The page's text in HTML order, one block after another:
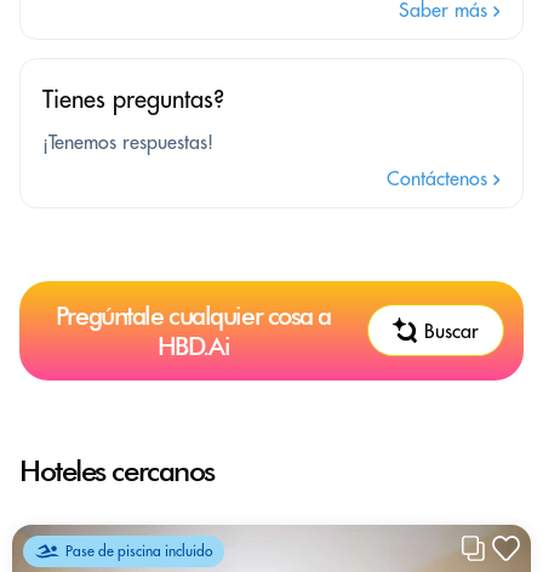
Saber más
Tienes preguntas?
¡Tenemos respuestas!
Contáctenos
Pregúntale cualquier cosa a
HBD.Ai
Buscar
Hoteles cercanos
Pase de piscina incluido